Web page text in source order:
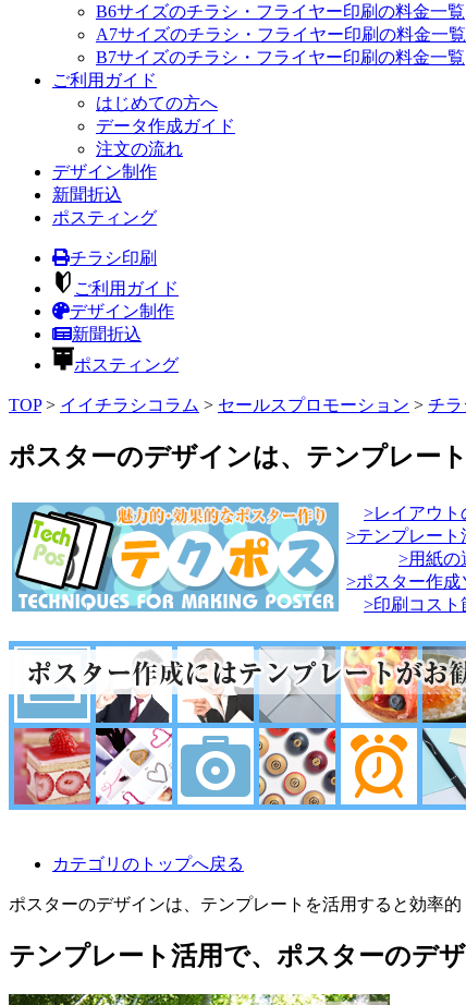
B6サイズのチラシ・フライヤー印刷の料金一覧
A7サイズのチラシ・フライヤー印刷の料金一覧
B7サイズのチラシ・フライヤー印刷の料金一覧
ご利用ガイド
はじめての方へ
データ作成ガイド
注文の流れ
デザイン制作
新聞折込
ポスティング
チラシ印刷
ご利用ガイド
デザイン制作
新聞折込
ポスティング
TOP> イイチラシコラム > セールスプロモーション > チラ
ポスターのデザインは、テンプレー
>レイアウト
>テンプレート
>用紙の
>ポスター作成
>印刷コスト
カテゴリのトップへ戻る
ポスターのデザインは、テンプレートを活用すると効率的
テンプレート活用で、ポスターのデ